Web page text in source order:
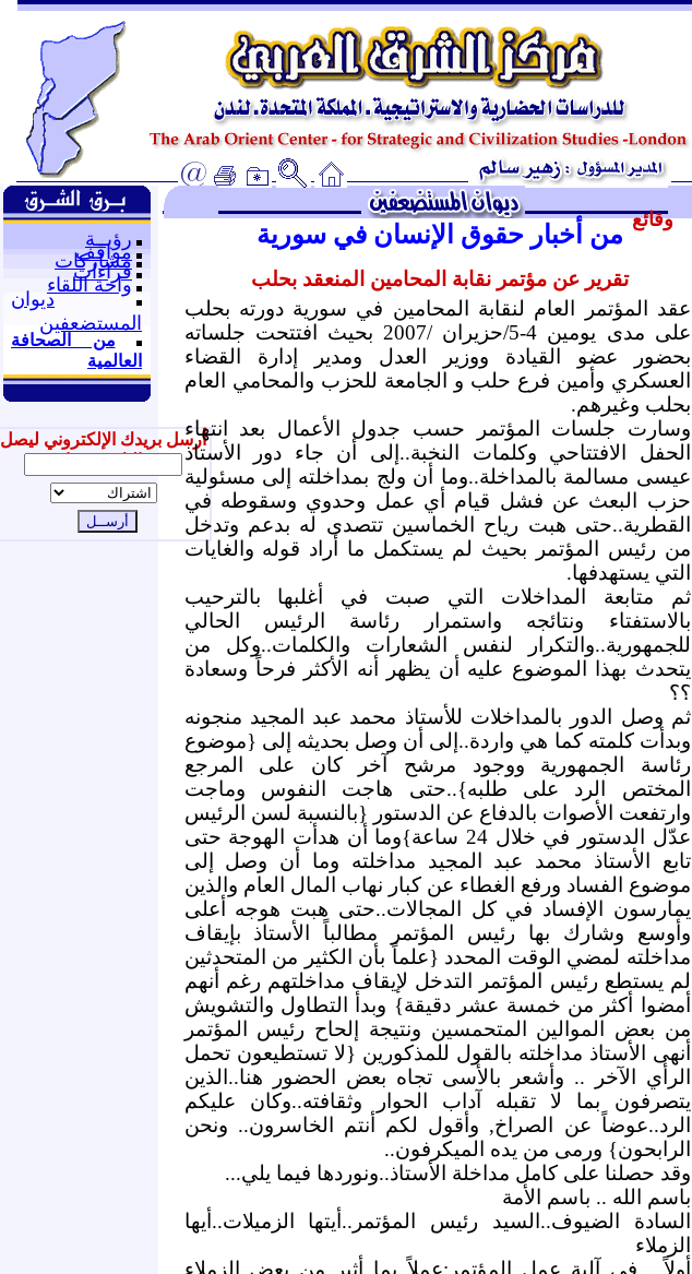
ـ
رؤيــة
مواقف
مشاركات
قراءات
واحة اللقاء
ديوان
المستضعفين
من الصحافة
العالمية
أرسل بريدك الإلكتروني ليصل
إليك جديدنا
وقائع
من أخبار حقوق الإنسان في سورية
تقرير عن مؤتمر نقابة المحامين المنعقد بحلب
عقد المؤتمر العام لنقابة المحامين في سورية دورته بحلب
على مدى يومين 4-5/حزيران /2007 بحيث افتتحت جلساته
بحضور عضو القيادة ووزير العدل ومدير إدارة القضاء
العسكري وأمين فرع حلب و الجامعة للحزب والمحامي العام
بحلب وغيرهم.
وسارت جلسات المؤتمر حسب جدول الأعمال بعد انتهاء
الحفل الافتتاحي وكلمات النخبة..إلى أن جاء دور الأستاذ
عيسى مسالمة بالمداخلة..وما أن ولج بمداخلته إلى مسئولية
حزب البعث عن فشل قيام أي عمل وحدوي وسقوطه في
القطرية..حتى هبت رياح الخماسين تتصدى له بدعم وتدخل
من رئيس المؤتمر بحيث لم يستكمل ما أراد قوله والغايات
التي يستهدفها.
ثم متابعة المداخلات التي صبت في أغلبها بالترحيب
بالاستفتاء ونتائجه واستمرار رئاسة الرئيس الحالي
للجمهورية..والتكرار لنفس الشعارات والكلمات..وكل من
يتحدث بهذا الموضوع عليه أن يظهر أنه الأكثر فرحاً وسعادة
؟؟
ثم وصل الدور بالمداخلات للأستاذ محمد عبد المجيد منجونه
وبدأت كلمته كما هي واردة..إلى أن وصل بحديثه إلى {موضوع
رئاسة الجمهورية ووجود مرشح آخر كان على المرجع
المختص الرد على طلبه}..حتى هاجت النفوس وماجت
وارتفعت الأصوات بالدفاع عن الدستور {بالنسبة لسن الرئيس
عدّل الدستور في خلال 24 ساعة}وما أن هدأت الهوجة حتى
تابع الأستاذ محمد عبد المجيد مداخلته وما أن وصل إلى
موضوع الفساد ورفع الغطاء عن كبار نهاب المال العام والذين
يمارسون الإفساد في كل المجالات..حتى هبت هوجه أعلى
وأوسع وشارك بها رئيس المؤتمر مطالباً الأستاذ بإيقاف
مداخلته لمضي الوقت المحدد {علماً بأن الكثير من المتحدثين
لم يستطع رئيس المؤتمر التدخل لإيقاف مداخلتهم رغم أنهم
أمضوا أكثر من خمسة عشر دقيقة} وبدأ التطاول والتشويش
من بعض الموالين المتحمسين ونتيجة إلحاح رئيس المؤتمر
أنهى الأستاذ مداخلته بالقول للمذكورين {لا تستطيعون تحمل
الرأي الآخر .. وأشعر بالأسى تجاه بعض الحضور هنا..الذين
يتصرفون بما لا تقبله آداب الحوار وثقافته..وكان عليكم
الرد..عوضاً عن الصراخ, وأقول لكم أنتم الخاسرون.. ونحن
الرابحون} ورمى من يده الميكرفون..
وقد حصلنا على كامل مداخلة الأستاذ..ونوردها فيما يلي...
باسم الله .. باسم الأمة
السادة الضيوف..السيد رئيس المؤتمر..أيتها الزميلات..أيها
الزملاء
أولاً ـ في آلية عمل المؤتمر:عملاً بما أثير من بعض الزملاء